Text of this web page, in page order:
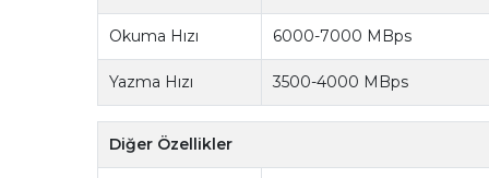
Okuma Hızı 6000-7000 MBps
Yazma Hızı 3500-4000 MBps
Diğer Özellikler